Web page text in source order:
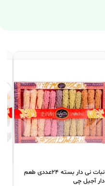
نبات نی دار بسته 24عددی طعم
دار آجیل چی